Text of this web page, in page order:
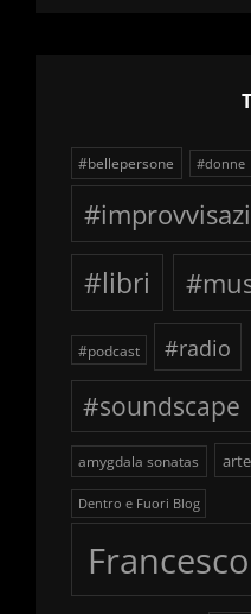
#bellepersone #donne
#libri
#podcast #radio
#soundscape
amygdala sonatas arte
Dentro e Fuori Blog